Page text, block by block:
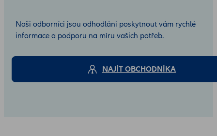
Naši odborníci jsou odhodláni poskytnout vám rychlé
informace a podporu na míru vašich potřeb.
NAJÍT OBCHODNÍKA